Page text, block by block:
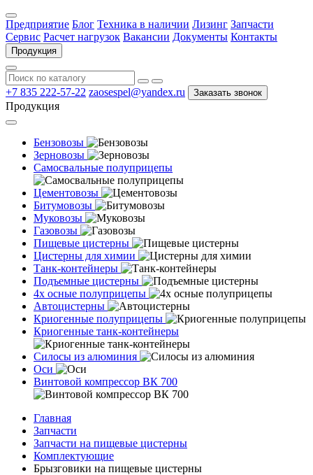
Предприятие Блог Техника в наличии Лизинг Запчасти
Сервис Расчет нагрузок Вакансии Документы Контакты
Продукция
+7 835 222-57-22 zaosespel@yandex.ru Заказать звонок
Продукция
Бензовозы
Зерновозы
Самосвальные полуприцепы
Цементовозы
Битумовозы
Муковозы
Газовозы
Пищевые цистерны
Цистерны для химии
Танк-контейнеры
Подъемные цистерны
4х осные полуприцепы
Автоцистерны
Криогенные полуприцепы
Криогенные танк-контейнеры
Силосы из алюминия
Оси
Винтовой компрессор ВК 700
Главная
Запчасти
Запчасти на пищевые цистерны
Комплектующие
Брызговики на пищевые цистерны